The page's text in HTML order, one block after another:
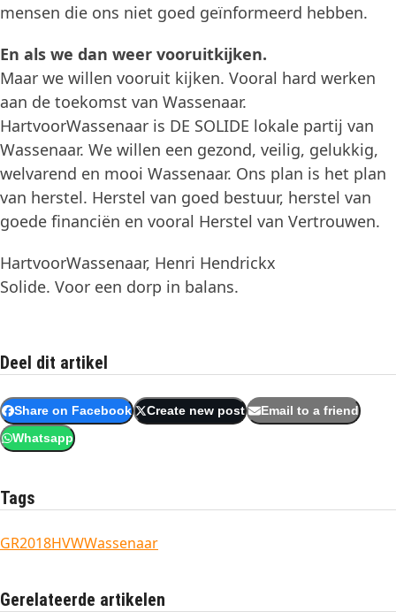
mensen die ons niet goed geïnformeerd hebben.
En als we dan weer vooruitkijken.
Maar we willen vooruit kijken. Vooral hard werken
aan de toekomst van Wassenaar.
HartvoorWassenaar is DE SOLIDE lokale partij van
Wassenaar. We willen een gezond, veilig, gelukkig,
welvarend en mooi Wassenaar. Ons plan is het plan
van herstel. Herstel van goed bestuur, herstel van
goede financiën en vooral Herstel van Vertrouwen.
HartvoorWassenaar, Henri Hendrickx
Solide. Voor een dorp in balans.
Deel dit artikel
Share on Facebook Create new post Email to a friend
Whatsapp
Tags
GR2018HVWWassenaar
Gerelateerde artikelen